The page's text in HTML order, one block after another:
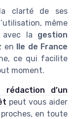
clarté de ses
même
avec la gestion
en Ile de France
ce qui facilite
moment.
d’un
peut vous aider
en toute